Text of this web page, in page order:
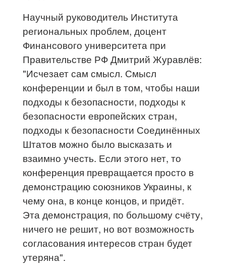
Научный руководитель Института
региональных проблем, доцент
Финансового университета при
Правительстве РФ Дмитрий Журавлёв:
"​Исчезает сам смысл. Смысл
конференции и был в том, чтобы наши
подходы к безопасности, подходы к
безопасности европейских стран,
подходы к безопасности Соединённых
Штатов можно было высказать и
взаимно учесть. Если этого нет, то
конференция превращается просто в
демонстрацию союзников Украины, к
чему она, в конце концов, и придёт.
Эта демонстрация, по большому счёту,
ничего не решит, но вот возможность
согласования интересов стран будет
утеряна".